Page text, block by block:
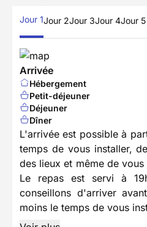
Jour 1Jour 2Jour 3Jour 4Jour 5
Arrivée
Hébergement
Petit-déjeuner
Déjeuner
Dîner
L'arrivée est possible à
temps de vous installer,
des lieux et même de
Le repas est servi à
conseillons d'arriver
moins le temps de vous